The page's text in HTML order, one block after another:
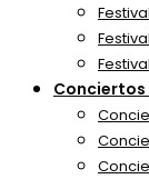
Conciertos